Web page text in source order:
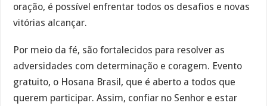
oração, é possível enfrentar todos os desafios e novas
vitórias alcançar.
Por meio da fé, são fortalecidos para resolver as
adversidades com determinação e coragem. Evento
gratuito, o Hosana Brasil, que é aberto a todos que
querem participar. Assim, confiar no Senhor e estar